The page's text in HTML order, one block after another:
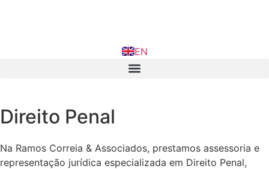
EN
IN
Direito Penal
Na Ramos Correia & Associados, prestamos assessoria e
representação jurídica especializada em Direito Penal,